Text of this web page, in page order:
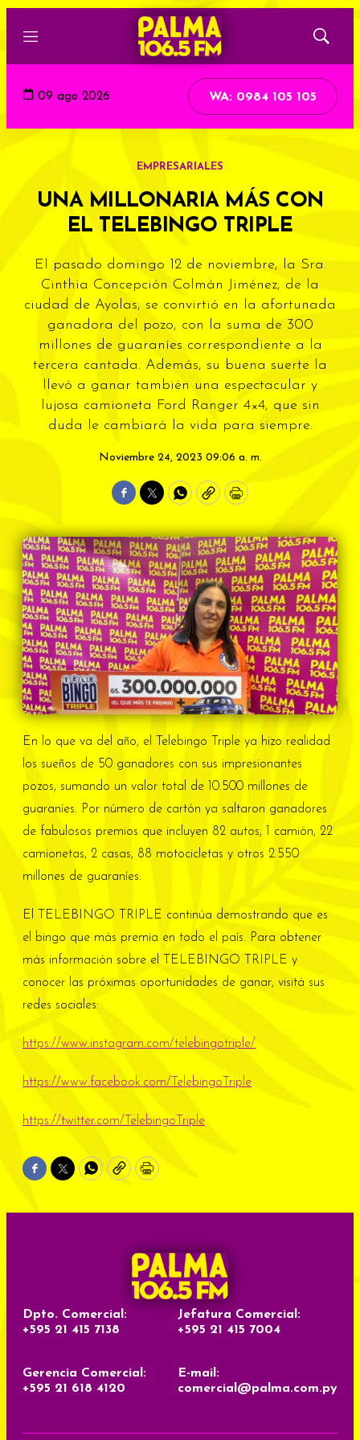
Menú
Mostrar
09 ago 2026 WA: 0984 105 105
EMPRESARIALES
UNA MILLONARIA MÁS CON
EL TELEBINGO TRIPLE
El pasado domingo 12 de noviembre, la Sra.
Cinthia Concepción Colmán Jiménez, de la
ciudad de Ayolas, se convirtió en la afortunada
ganadora del pozo, con la suma de 300
millones de guaraníes correspondiente a la
tercera cantada. Además, su buena suerte la
llevó a ganar también una espectacular y
lujosa camioneta Ford Ranger 4×4, que sin
duda le cambiará la vida para siempre.
Noviembre 24, 2023 09:06 a. m.
Facebook
TwitterWhatsApp
CopyPrint
En lo que va del año, el Telebingo Triple ya hizo realidad
los sueños de 50 ganadores con sus impresionantes
pozos, sumando un valor total de 10.500 millones de
guaraníes. Por número de cartón ya saltaron ganadores
de fabulosos premios que incluyen 82 autos, 1 camión, 22
camionetas, 2 casas, 88 motocicletas y otros 2.550
millones de guaraníes.
El TELEBINGO TRIPLE continúa demostrando que es
el bingo que más premia en todo el país. Para obtener
más información sobre el TELEBINGO TRIPLE y
conocer las próximas oportunidades de ganar, visitá sus
redes sociales:
https://www.instagram.com/telebingotriple/
https://www.facebook.com/TelebingoTriple
https://twitter.com/TelebingoTriple
Facebook
TwitterWhatsApp
CopyPrint
Dpto. Comercial:
+595 21 415 7138
Jefatura Comercial:
+595 21 415 7004
Gerencia Comercial:
+595 21 618 4120
E-mail:
comercial@palma.com.py